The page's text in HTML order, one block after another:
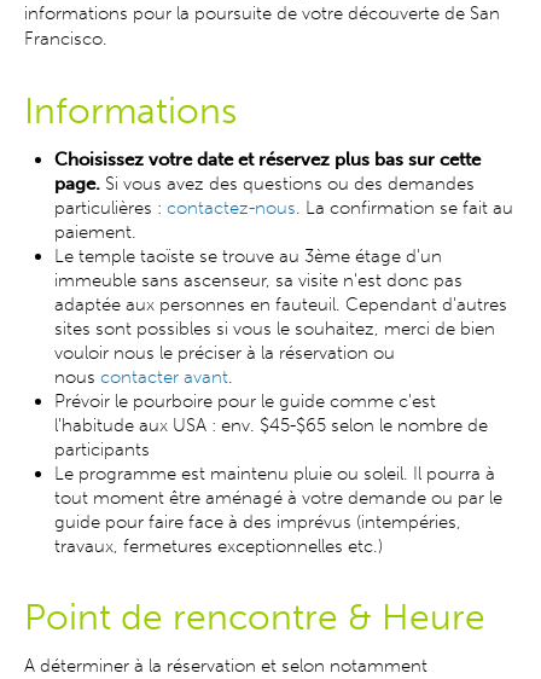
informations pour la poursuite de votre découverte de San
Francisco.
Informations
Choisissez votre date et réservez plus bas sur cette
page. Si vous avez des questions ou des demandes
particulières : contactez-nous. La confirmation se fait au
paiement.
Le temple taoïste se trouve au 3ème étage d'un
immeuble sans ascenseur, sa visite n'est donc pas
adaptée aux personnes en fauteuil. Cependant d'autres
sites sont possibles si vous le souhaitez, merci de bien
vouloir nous le préciser à la réservation ou
nous contacter avant.
Prévoir le pourboire pour le guide comme c'est
l'habitude aux USA : env. $45-$65 selon le nombre de
participants
Le programme est maintenu pluie ou soleil. Il pourra à
tout moment être aménagé à votre demande ou par le
guide pour faire face à des imprévus (intempéries,
travaux, fermetures exceptionnelles etc.)
Point de rencontre & Heure
A déterminer à la réservation et selon notamment